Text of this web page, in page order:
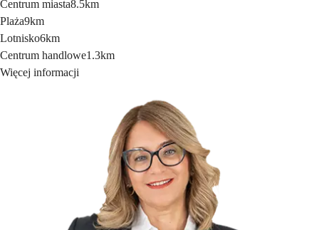
Centrum miasta8.5km
Plaża9km
Lotnisko6km
Centrum handlowe1.3km
Więcej informacji